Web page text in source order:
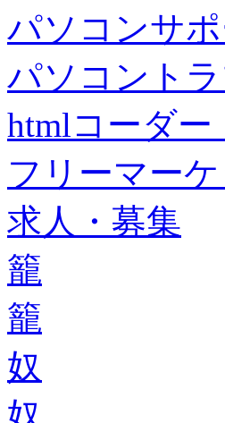
パソコンサポ
パソコント
htmlコーダー
フリーマー
求人・募集
籠
籠
奴
奴